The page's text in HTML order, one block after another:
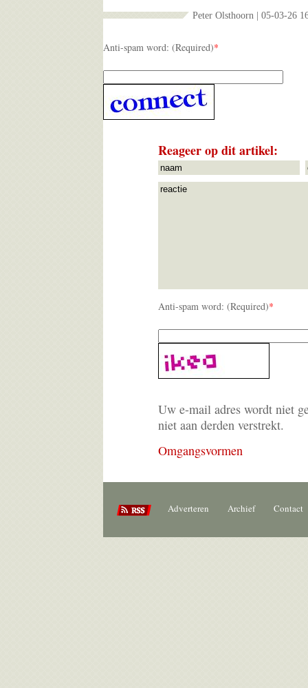
Peter Olsthoorn | 05-03-26
Anti-spam word: (Required)*
Reageer op dit artikel:
Anti-spam word: (Required)*
Uw e-mail adres wordt niet
niet aan derden verstrekt.
Omgangsvormen
Adverteren Archief Contact